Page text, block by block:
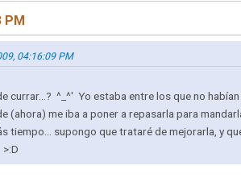
PM
04:16:09 PM
currar...? ^_^' Yo estaba entre los que no
me iba a poner a repasarla para
tiempo... supongo que trataré de mejorarla, y